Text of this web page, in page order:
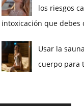
los riesgos
intoxicación que debes
Usar la
cuerpo para